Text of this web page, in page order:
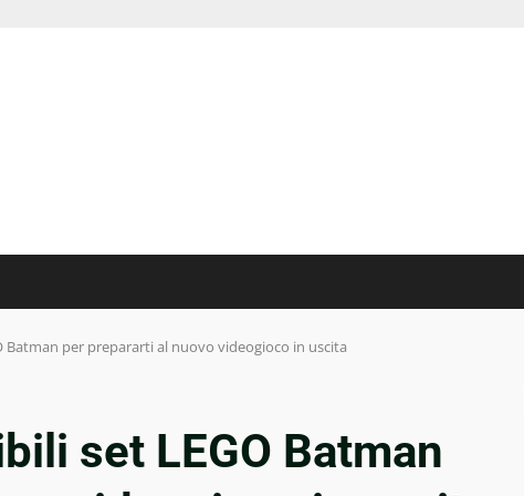
Batman per prepararti al nuovo videogioco in uscita
set LEGO Batman